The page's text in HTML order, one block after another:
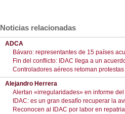
Noticias relacionadas
ADCA
Bávaro: representantes de 15 países
Fin del conflicto: IDAC llega a un
Controladores aéreos retoman
Alejandro Herrera
Alertan «irregularidades» en informe
IDAC: es un gran desafío recuperar la
Reconocen al IDAC por labor en